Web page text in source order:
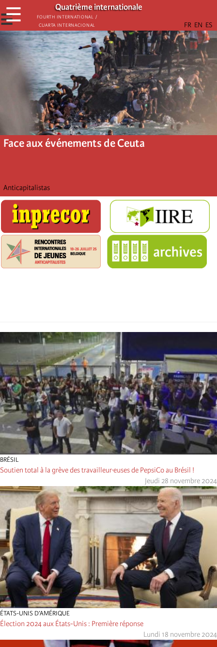
Aller
au
contenu
principal
Quatrième internationale
Fourth International /
Cuarta Internacional
☰
☰
Face aux événements de Ceuta
Anticapitalistas
BRÉSIL
Soutien total à la grève des travailleur·euses de PepsiCo au Brésil !
Jeudi 28 novembre 2024
ÉTATS-UNIS D’AMÉRIQUE
Élection 2024 aux États-Unis : Première réponse
Lundi 18 novembre 2024